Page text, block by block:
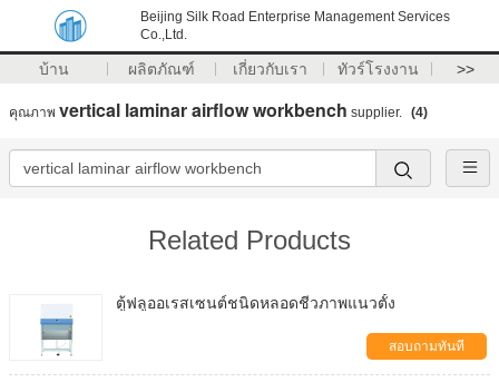
Beijing Silk Road Enterprise Management Services
Co.,Ltd.
บ้าน ผลิตภัณฑ์ เกี่ยวกับเรา ทัวร์โรงงาน >>
คุณภาพ vertical laminar airflow workbench supplier. (4)
Related Products
ตู้ฟลูออเรสเซนต์ชนิดหลอดชีวภาพแนวตั้ง
สอบถามทันที